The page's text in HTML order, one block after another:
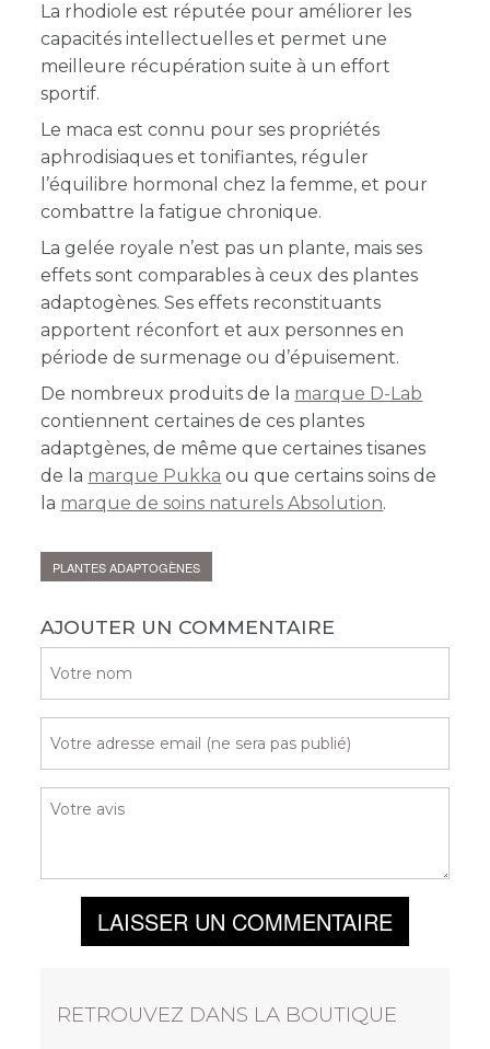
La rhodiole est réputée pour améliorer les
capacités intellectuelles et permet une
meilleure récupération suite à un effort
sportif.
Le maca est connu pour ses propriétés
aphrodisiaques et tonifiantes, réguler
l’équilibre hormonal chez la femme, et pour
combattre la fatigue chronique.
La gelée royale n’est pas un plante, mais ses
effets sont comparables à ceux des plantes
adaptogènes. Ses effets reconstituants
apportent réconfort et aux personnes en
période de surmenage ou d’épuisement.
De nombreux produits de la marque D-Lab
contiennent certaines de ces plantes
adaptgènes, de même que certaines tisanes
de la marque Pukka ou que certains soins de
la marque de soins naturels Absolution.
PLANTES ADAPTOGÈNES
AJOUTER UN COMMENTAIRE
LAISSER UN COMMENTAIRE
RETROUVEZ DANS LA BOUTIQUE